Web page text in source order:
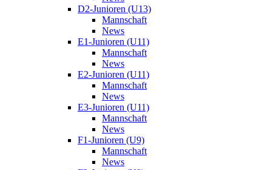
D2-Junioren (U13)
Mannschaft
News
E1-Junioren (U11)
Mannschaft
News
E2-Junioren (U11)
Mannschaft
News
E3-Junioren (U11)
Mannschaft
News
F1-Junioren (U9)
Mannschaft
News